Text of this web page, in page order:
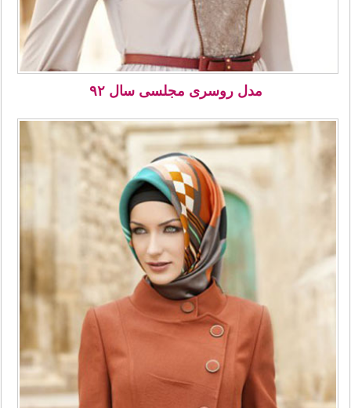
مدل روسری مجلسی سال ۹۲